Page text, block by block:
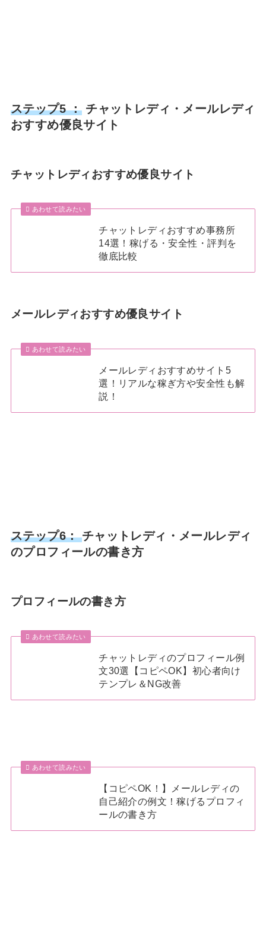
ステップ5 ：チャットレディ・メールレディ
おすすめ優良サイト
チャットレディおすすめ優良サイト
あわせて読みたい
チャットレディおすすめ事務所
14選！稼げる・安全性・評判を
徹底比較
メールレディおすすめ優良サイト
あわせて読みたい
メールレディおすすめサイト5
選！リアルな稼ぎ方や安全性も解
説！
ステップ6： チャットレディ・メールレディ
のプロフィールの書き方
プロフィールの書き方
あわせて読みたい
チャットレディのプロフィール例
文30選【コピペOK】初心者向け
テンプレ＆NG改善
あわせて読みたい
【コピペOK！】メールレディの
自己紹介の例文！稼げるプロフィ
ールの書き方